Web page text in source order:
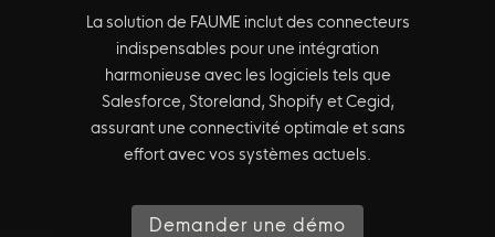
La solution de FAUME inclut des connecteurs
indispensables pour une intégration
harmonieuse avec les logiciels tels que
Salesforce, Storeland, Shopify et Cegid,
assurant une connectivité optimale et sans
effort avec vos systèmes actuels.
Demander une démo